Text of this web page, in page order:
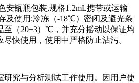
安瓿瓶包装,规格1.2mL携带或运输
及使用:冷冻（-18℃）密闭及避光条
至（20±3）℃，并充分摇动以保证均
快使用，使用中严格防止沾污。
研究与分析测试工作使用。因用户使